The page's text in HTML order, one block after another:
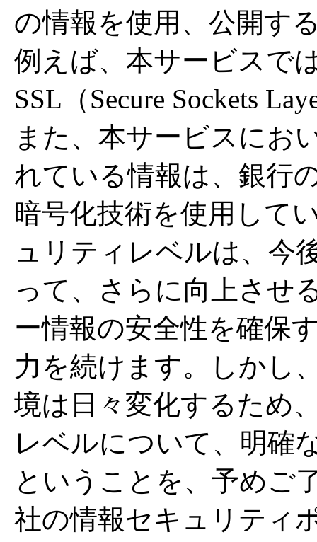
の情報を使用、公開す
例えば、本サービスで
SSL（Secure Sockets
また、本サービスにお
れている情報は、銀行
暗号化技術を使用して
ュリティレベルは、今
って、さらに向上させ
ー情報の安全性を確保
力を続けます。しかし
境は日々変化するため
レベルについて、明確
ということを、予めご
社の情報セキュリティ